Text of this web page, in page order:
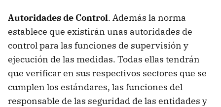
Autoridades de Control. Además la norma
establece que existirán unas autoridades de
control para las funciones de supervisión y
ejecución de las medidas. Todas ellas tendrán
que verificar en sus respectivos sectores que se
cumplen los estándares, las funciones del
responsable de las seguridad de las entidades y